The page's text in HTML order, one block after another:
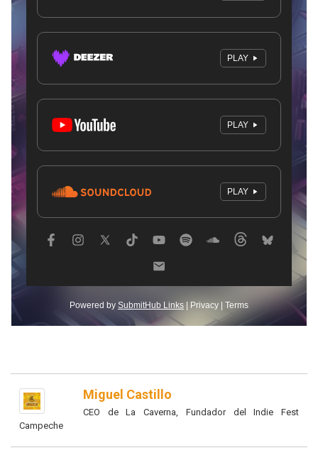
Miguel Castillo
CEO de La Caverna, Fundador del Indie Fest
Campeche